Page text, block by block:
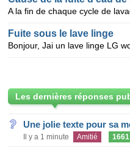
Fuite sous le lave linge
Les dernières réponses
Une jolie texte pour sa
Il y a 1 minute Amitié 1661